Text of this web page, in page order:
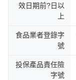
效日期前?日以
上
食品業者登錄字
號
投保產品責任險
字號